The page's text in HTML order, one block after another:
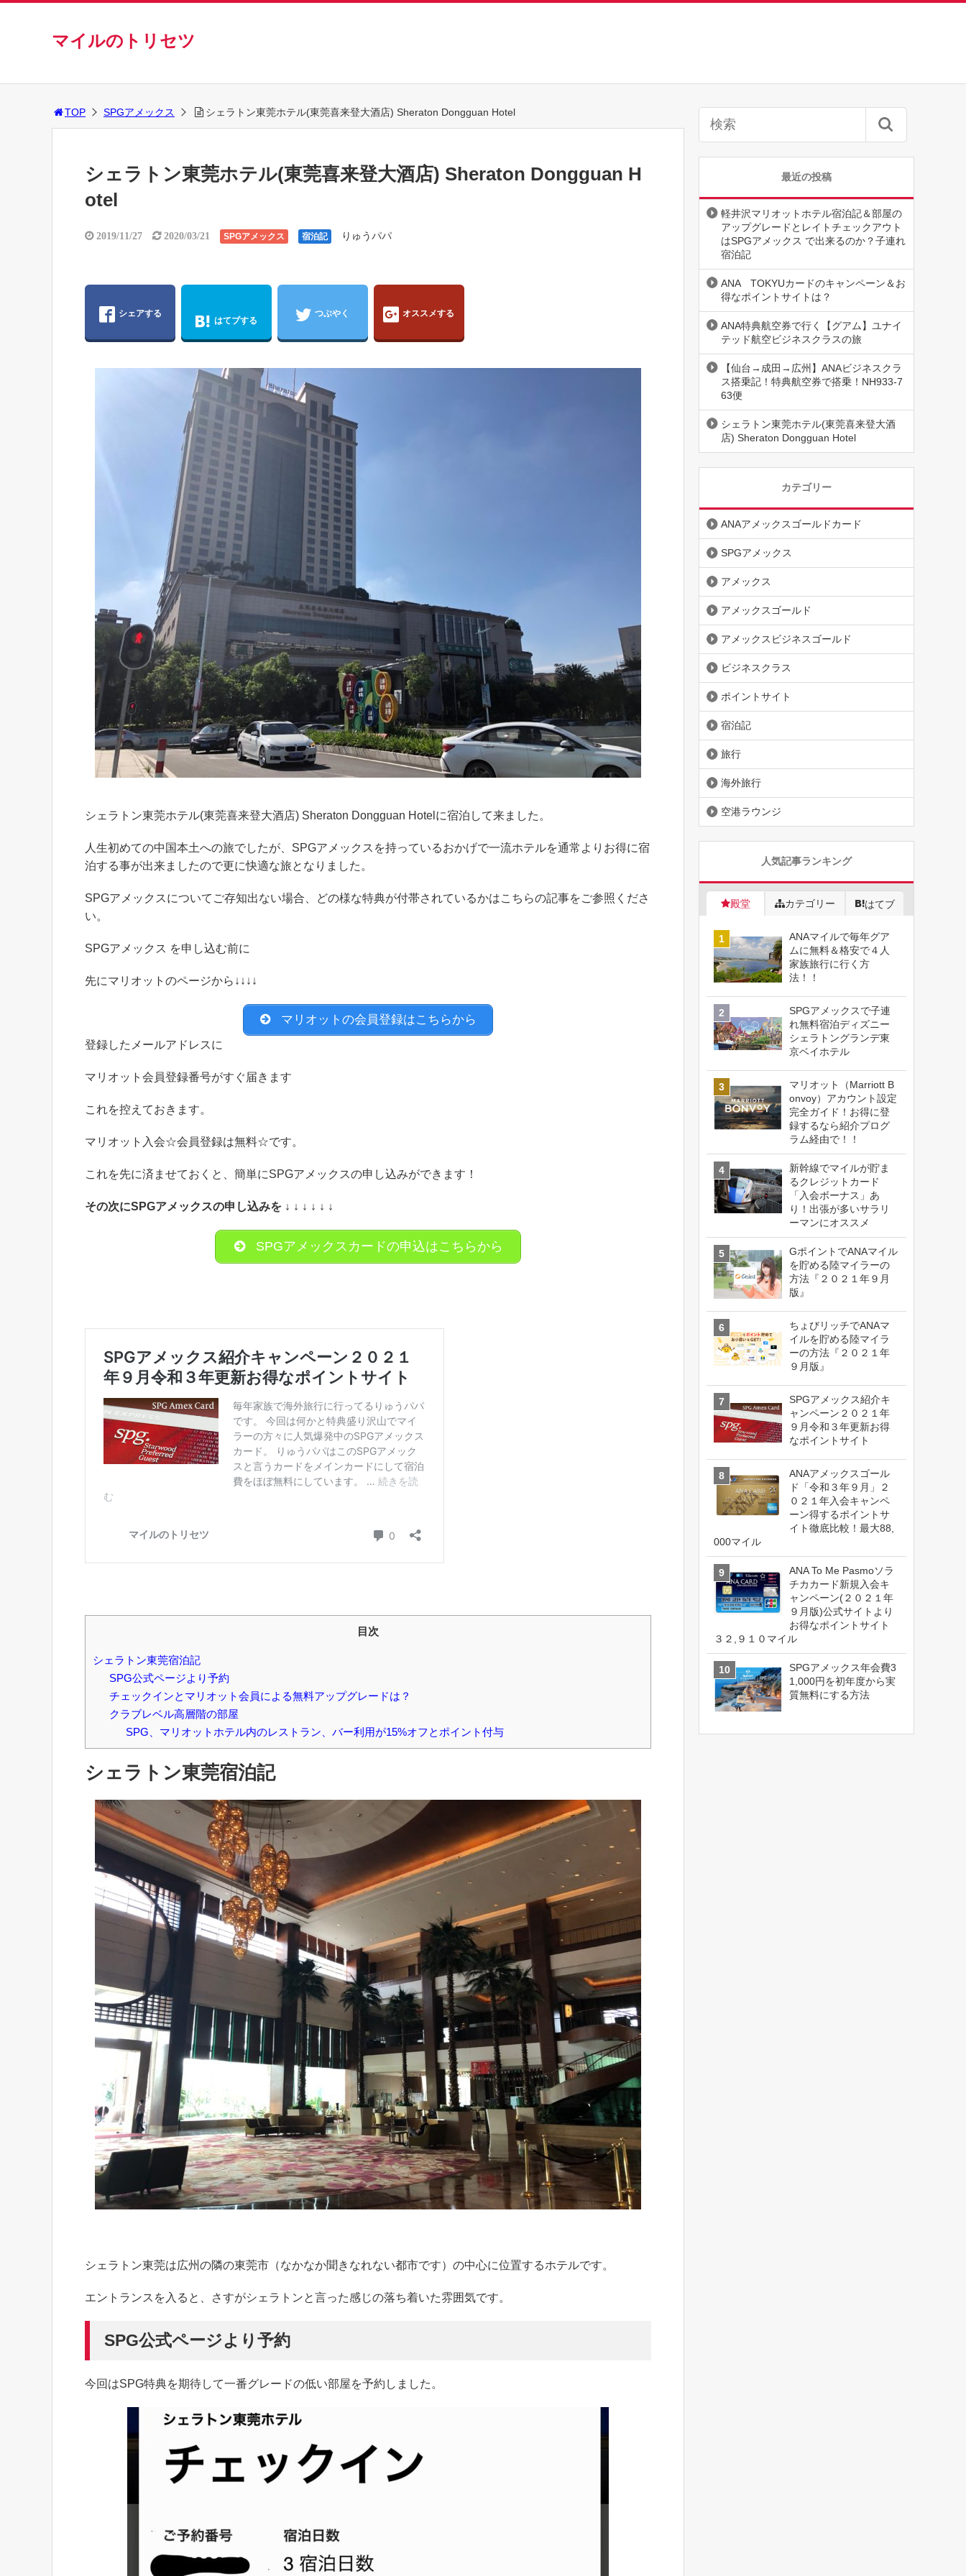
マイルのトリセツ
TOP SPGアメックス シェラトン東莞ホテル(東莞喜来登大酒店) Sheraton Dongguan Hotel
シェラトン東莞ホテル(東莞喜来登大酒店) Sheraton Dongguan H
otel
2019/11/27 2020/03/21 SPGアメックス 宿泊記 りゅうパパ
シェアする
はてブする
つぶやく オススメする
シェラトン東莞ホテル(東莞喜来登大酒店) Sheraton Dongguan Hotelに宿泊して来ました。
人生初めての中国本土への旅でしたが、SPGアメックスを持っているおかげで一流ホテルを通常よりお得に宿
泊する事が出来ましたので更に快適な旅となりました。
SPGアメックスについてご存知出ない場合、どの様な特典が付帯されているかはこちらの記事をご参照くださ
い。
SPGアメックス を申し込む前に
先にマリオットのページから↓↓↓↓
マリオットの会員登録はこちらから
登録したメールアドレスに
マリオット会員登録番号がすぐ届きます
これを控えておきます。
マリオット入会☆会員登録は無料☆です。
これを先に済ませておくと、簡単にSPGアメックスの申し込みができます！
その次にSPGアメックスの申し込みを ↓ ↓ ↓ ↓ ↓ ↓
SPGアメックスカードの申込はこちらから
目次
シェラトン東莞宿泊記
SPG公式ページより予約
チェックインとマリオット会員による無料アップグレードは？
クラブレベル高層階の部屋
SPG、マリオットホテル内のレストラン、バー利用が15%オフとポイント付与
シェラトン東莞宿泊記
シェラトン東莞は広州の隣の東莞市（なかなか聞きなれない都市です）の中心に位置するホテルです。
エントランスを入ると、さすがシェラトンと言った感じの落ち着いた雰囲気です。
SPG公式ページより予約
今回はSPG特典を期待して一番グレードの低い部屋を予約しました。
最近の投稿
軽井沢マリオットホテル宿泊記＆部屋の
アップグレードとレイトチェックアウト
はSPGアメックス で出来るのか？子連れ
宿泊記
ANA TOKYUカードのキャンペーン＆お
得なポイントサイトは？
ANA特典航空券で行く【グアム】ユナイ
テッド航空ビジネスクラスの旅
【仙台→成田→広州】ANAビジネスクラ
ス搭乗記！特典航空券で搭乗！NH933-7
63便
シェラトン東莞ホテル(東莞喜来登大酒
店) Sheraton Dongguan Hotel
カテゴリー
ANAアメックスゴールドカード
SPGアメックス
アメックス
アメックスゴールド
アメックスビジネスゴールド
ビジネスクラス
ポイントサイト
宿泊記
旅行
海外旅行
空港ラウンジ
人気記事ランキング
殿堂 カテゴリー はてブ
ANAマイルで毎年グア
ムに無料＆格安で４人
家族旅行に行く方
法！！
SPGアメックスで子連
れ無料宿泊ディズニー
シェラトングランデ東
京ベイホテル
マリオット（Marriott B
onvoy）アカウント設定
完全ガイド！お得に登
録するなら紹介プログ
ラム経由で！！
新幹線でマイルが貯ま
るクレジットカード
「入会ボーナス」あ
り！出張が多いサラリ
ーマンにオススメ
GポイントでANAマイル
を貯める陸マイラーの
方法『２０２１年９月
版』
ちょびリッチでANAマ
イルを貯める陸マイラ
ーの方法『２０２１年
９月版』
SPGアメックス紹介キ
ャンペーン２０２１年
９月令和３年更新お得
なポイントサイト
ANAアメックスゴール
ド「令和３年９月」２
０２１年入会キャンペ
ーン得するポイントサ
イト徹底比較！最大88,
000マイル
ANA To Me Pasmoソラ
チカカード新規入会キ
ャンペーン(２０２１年
９月版)公式サイトより
お得なポイントサイト
３２,９１０マイル
SPGアメックス年会費3
1,000円を初年度から実
質無料にする方法